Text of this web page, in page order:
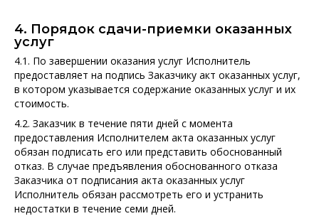
4. Порядок сдачи-приемки оказанных
услуг
4.1. По завершении оказания услуг Исполнитель
предоставляет на подпись Заказчику акт оказанных услуг,
в котором указывается содержание оказанных услуг и их
стоимость.
4.2. Заказчик в течение пяти дней с момента
предоставления Исполнителем акта оказанных услуг
обязан подписать его или представить обоснованный
отказ. В случае предъявления обоснованного отказа
Заказчика от подписания акта оказанных услуг
Исполнитель обязан рассмотреть его и устранить
недостатки в течение семи дней.